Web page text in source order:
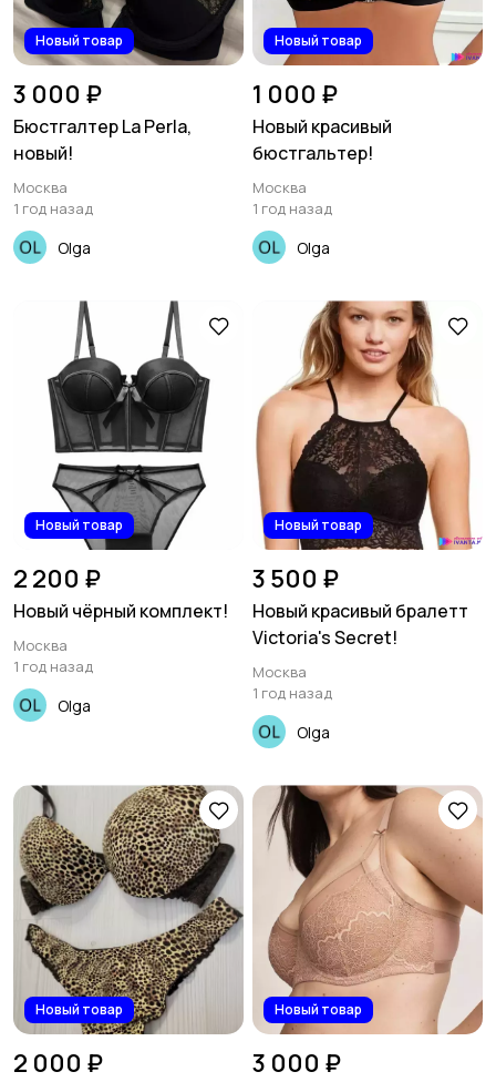
Новый товар
3 000 ₽
Бюстгалтер La Perla,
новый!
Москва
1 год назад
Olga
Новый товар
1 000 ₽
Новый красивый
бюстгальтер!
Москва
1 год назад
Olga
Новый товар
2 200 ₽
Новый чёрный комплект!
Москва
1 год назад
Olga
Новый товар
3 500 ₽
Новый красивый бралетт
Victoria's Secret!
Москва
1 год назад
Olga
Новый товар
2 000 ₽
Новый товар
3 000 ₽